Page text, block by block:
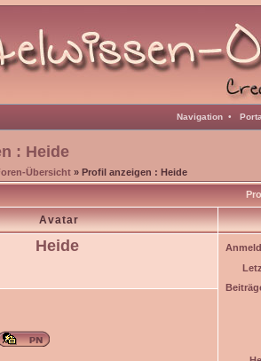
Navigation •
: Heide
Übersicht » Profil anzeigen : Heide
Avatar
Heide